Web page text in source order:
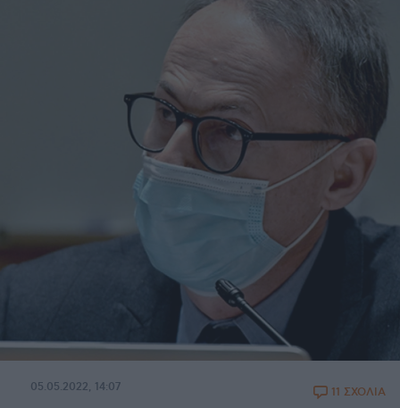
05.05.2022, 14:07 11 ΣΧΟΛΙΑ